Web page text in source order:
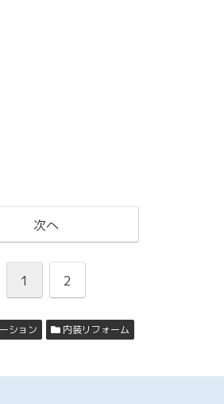
次へ
1 2
ション 内装リフォーム